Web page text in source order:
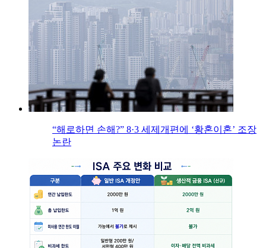
“해로하면 손해?” 8·3 세제개편에 ‘황혼이혼’ 조장
논란